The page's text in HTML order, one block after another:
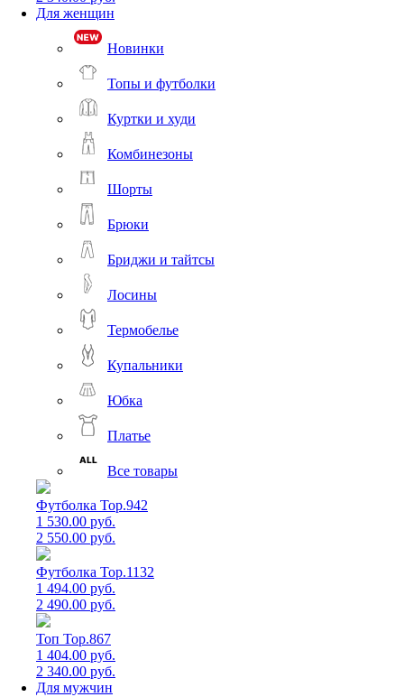
Для женщин
Новинки
Топы и футболки
Куртки и худи
Комбинезоны
Шорты
Брюки
Бриджи и тайтсы
Лосины
Термобелье
Купальники
Юбка
Платье
Все товары
Футболка Top.942
1 530.00 руб.
2 550.00 руб.
Футболка Top.1132
1 494.00 руб.
2 490.00 руб.
Топ Top.867
1 404.00 руб.
2 340.00 руб.
Для мужчин